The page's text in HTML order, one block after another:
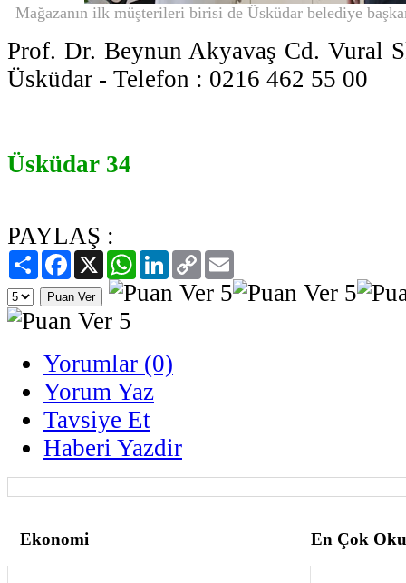
Mağazanın ilk müşterileri birisi de Üsküdar belediye
Prof. Dr. Beynun Akyavaş Cd. Vural
Üsküdar - Telefon : 0216 462 55 00
Üsküdar 34
PAYLAŞ :
PaylaşFacebook
X WhatsAppLinkedIn
Copy
Link
Yorumlar (0)
Yorum Yaz
Tavsiye Et
Haberi Yazdir
Ekonomi En Çok